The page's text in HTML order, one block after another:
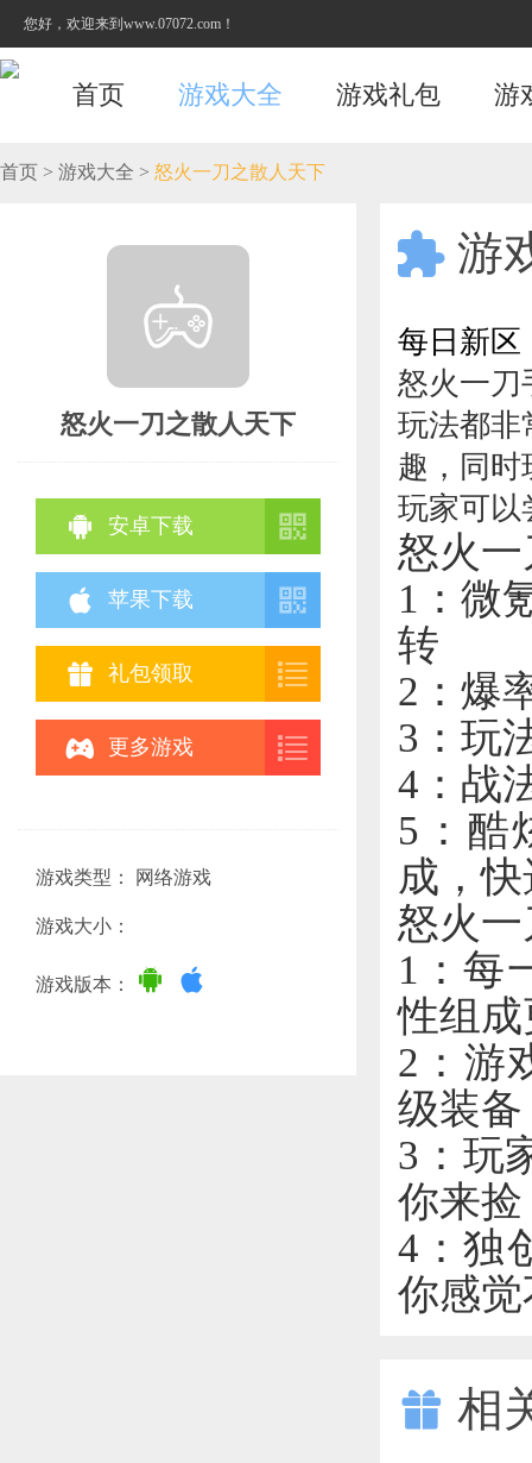
您好，欢迎来到www.07072.com！
首页 游戏大全 游戏礼包 游
首页 > 游戏大全 > 怒火一刀之散人天下
怒火一刀之散人天下
 安卓下载 
 苹果下载 
 礼包领取 
 更多游戏 
游戏类型： 网络游戏
游戏大小：
游戏版本：  
 游
每日新区
怒火一刀
玩法都非
趣，同时
玩家可以
怒火
1：微
转
2：爆
3：玩
4：战
5：酷
成，
怒火
1：每
性组
2：游
级装备
3：玩
你来捡
4：独
你感
 相